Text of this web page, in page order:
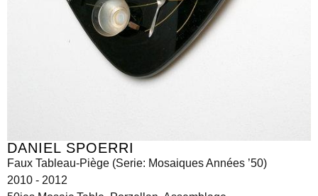
DANIEL SPOERRI
Faux Tableau-Piège (Serie: Mosaiques Années ’50)
2010 - 2012